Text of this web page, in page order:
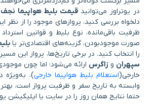
در یوتراوز می‌توانیدقیمت بلیط هواپیما
دلخواه بررسی کنید، پروازهای موجود را از نظر
ظرفیت باقی‌مانده، نوع بلیط و قوانین
صورت موجودبودن، گزینه‌های اقتصادی‌تر یا
را انتخاب کنید. در برخی تاریخ‌ها، پرواز این
سپهران و زاگرس ارائه می‌شود؛ اما چون
خارجی(استعلام بلیط هواپیما خارجی)، به‌ویژه
وابسته به تاریخ سفر و ظرفیت پرواز است،
حتما نتایج همان روز را در سایت یا اپلیکیشن